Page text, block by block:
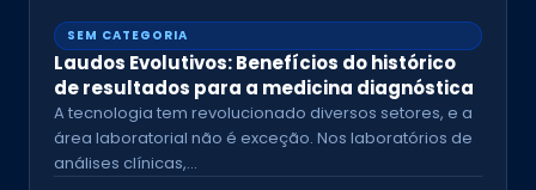
SEM CATEGORIA
Laudos Evolutivos: Benefícios do histórico
de resultados para a medicina diagnóstica
A tecnologia tem revolucionado diversos setores, e a
área laboratorial não é exceção. Nos laboratórios de
análises clínicas,…